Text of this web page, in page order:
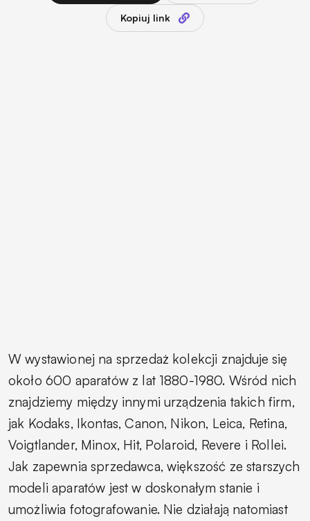
Kopiuj link
W wystawionej na sprzedaż kolekcji znajduje się
około 600 aparatów z lat 1880-1980. Wśród nich
znajdziemy między innymi urządzenia takich firm,
jak Kodaks, Ikontas, Canon, Nikon, Leica, Retina,
Voigtlander, Minox, Hit, Polaroid, Revere i Rollei.
Jak zapewnia sprzedawca, większość ze starszych
modeli aparatów jest w doskonałym stanie i
umożliwia fotografowanie. Nie działają natomiast